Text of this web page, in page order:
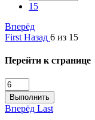
15
Вперёд
First Назад 6 из 15
Перейти к странице
Выполнить
Вперёд Last